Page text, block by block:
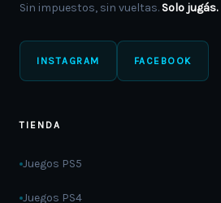
Sin impuestos, sin vueltas. Solo jugás.
INSTAGRAM FACEBOOK
TIENDA
Juegos PS5
Juegos PS4